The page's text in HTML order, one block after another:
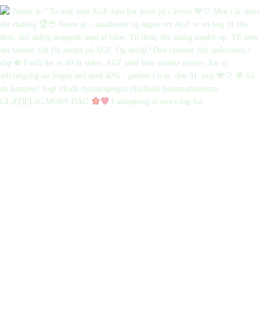
GLÆDELIG MORS DAG I anledning af mors dag har